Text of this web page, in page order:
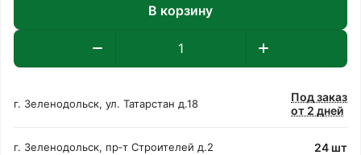
В корзину
г. Зеленодольск, ул. Татарстан д.18
Под заказ
от 2 дней
г. Зеленодольск, пр‑т Строителей д.2 24 шт